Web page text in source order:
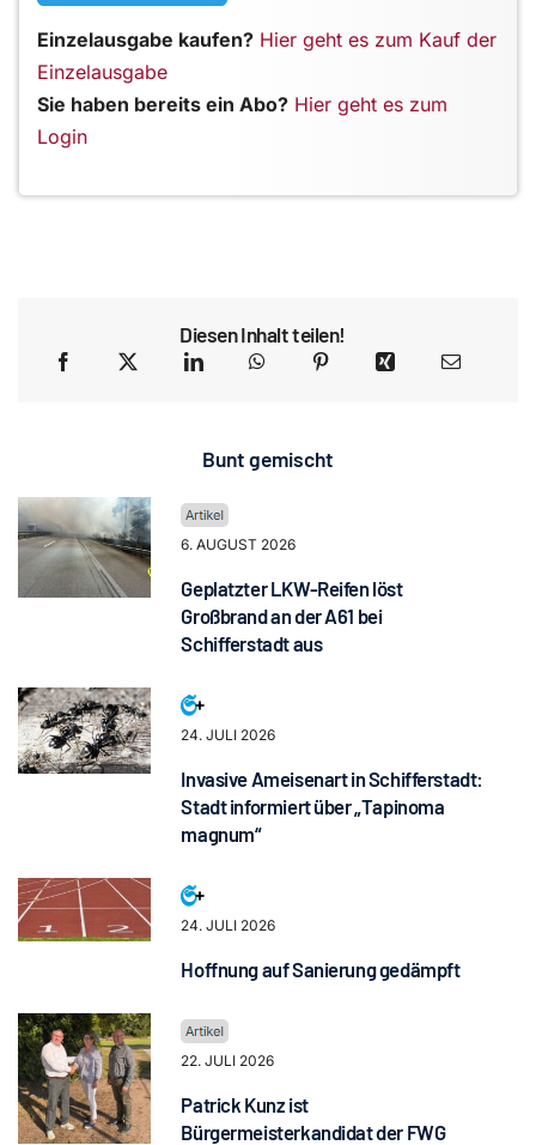
Einzelausgabe kaufen? Hier geht es zum Kauf der
Einzelausgabe
Sie haben bereits ein Abo? Hier geht es zum
Login
Diesen Inhalt teilen!
Bunt gemischt
6. AUGUST 2026
Geplatzter LKW-Reifen löst
Großbrand an der A61 bei
Schifferstadt aus
24. JULI 2026
Invasive Ameisenart in Schifferstadt:
Stadt informiert über „Tapinoma
magnum“
24. JULI 2026
Hoffnung auf Sanierung gedämpft
22. JULI 2026
Patrick Kunz ist
Bürgermeisterkandidat der FWG